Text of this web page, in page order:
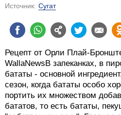
Источник: Сугат
Рецепт от Орли Плай-
WallaNewsВ запеканках, в
бататы - основной
сезон, когда бататы особо
портить их множеством
бататов, то есть бататы,